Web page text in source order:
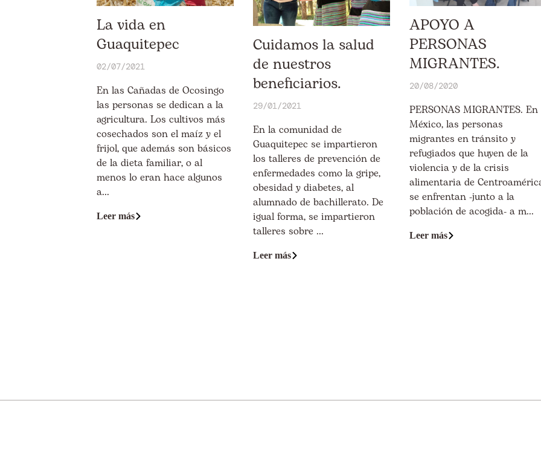
La vida en
Guaquitepec
02/07/2021
En las Cañadas de Ocosingo
las personas se dedican a la
agricultura. Los cultivos más
cosechados son el maíz y el
frijol, que además son básicos
de la dieta familiar, o al
menos lo eran hace algunos
a...
Leer más
Cuidamos la salud
de nuestros
beneficiarios.
29/01/2021
En la comunidad de
Guaquitepec se impartieron
los talleres de prevención de
enfermedades como la gripe,
obesidad y diabetes, al
alumnado de bachillerato. De
igual forma, se impartieron
talleres sobre ...
Leer más
APOYO A
PERSONAS
MIGRANTES.
20/08/2020
PERSONAS MIGRANTES. En
México, las personas
migrantes en tránsito y
refugiados que huyen de la
violencia y de la crisis
alimentaria de
se enfrentan -junto a la
población de acogida- a m...
Leer más